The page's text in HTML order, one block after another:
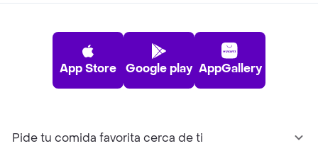
App Store Google play AppGallery
Pide tu comida favorita cerca de ti